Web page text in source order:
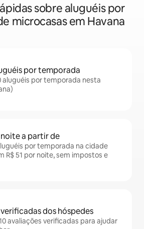
sobre aluguéis por
microcasas em Havana
por temporada
aluguéis por temporada nesta
a partir de
por temporada na cidade
R$ 51 por noite, sem impostos e
dos hóspedes
avaliações verificadas para ajudar